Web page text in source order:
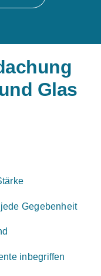
Glas
Gegebenheit
inbegriffen